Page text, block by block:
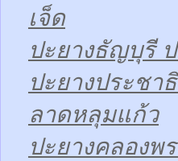
เจ็ด
ปะยางธัญบุรี
ปะยางประชา
ลาดหลุมแก้ว
ปะยางคลองพ